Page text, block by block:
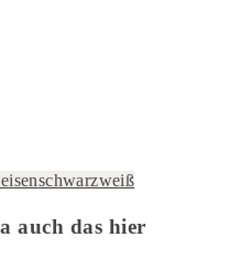
schwarzweiß
auch das hier